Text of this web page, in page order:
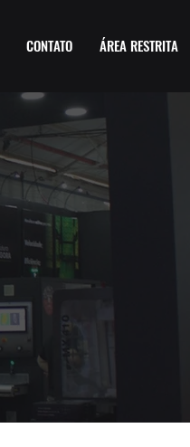
CONTATO ÁREA RESTRITA